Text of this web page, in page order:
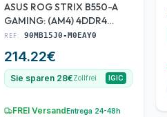
ASUS ROG STRIX B550-A
GAMING: (AM4) 4DDR4
HDMI DP ATX
REF: 90MB15J0-M0EAY0
214.22€
Sie sparen 28€Zollfrei IGIC
FREI VersandEntrega 24-48h